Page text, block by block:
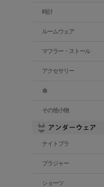
時計
ルームウェア
マフラー・ストール
アクセサリー
傘
その他小物
ナイトブラ
ブラジャー
ショーツ